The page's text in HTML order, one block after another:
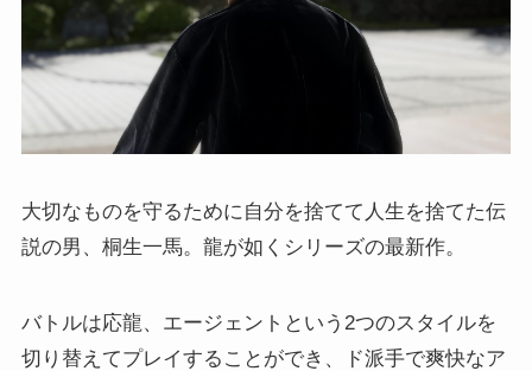
大切なものを守るために自分を捨てて人生を捨てた伝
説の男、桐生一馬。龍が如くシリーズの最新作。
バトルは応龍、エージェントという2つのスタイルを
切り替えてプレイすることができ、ド派手で爽快なア